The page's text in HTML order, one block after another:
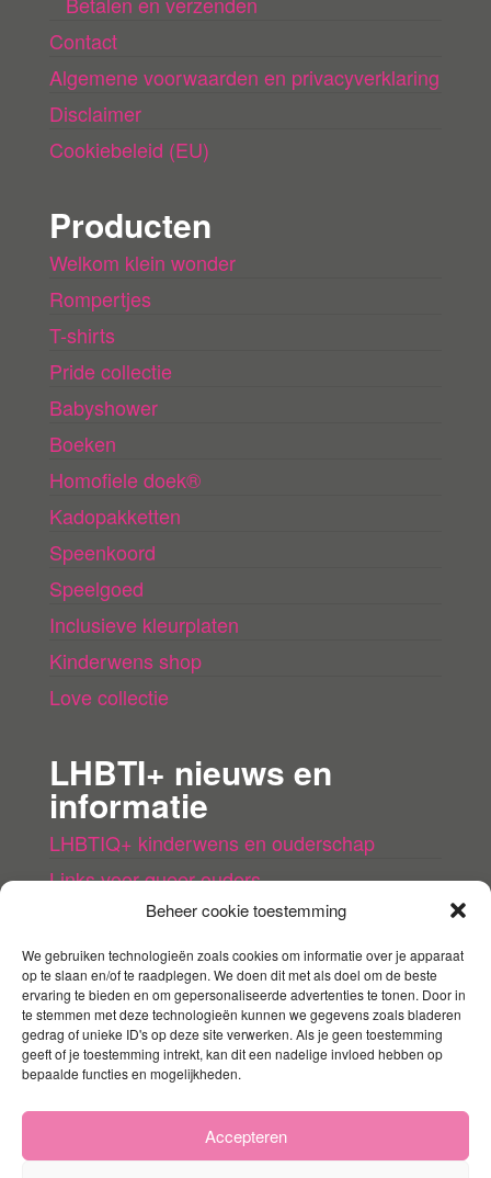
Beheer cookie toestemming
We gebruiken technologieën zoals cookies om informatie over je apparaat
op te slaan en/of te raadplegen. We doen dit met als doel om de beste
ervaring te bieden en om gepersonaliseerde advertenties te tonen. Door in
te stemmen met deze technologieën kunnen we gegevens zoals bladeren
gedrag of unieke ID's op deze site verwerken. Als je geen toestemming
geeft of je toestemming intrekt, kan dit een nadelige invloed hebben op
bepaalde functies en mogelijkheden.
Accepteren
Contact
Algemene voorwaarden en privacyverklaring
Disclaimer
Cookiebeleid (EU)
Producten
Welkom klein wonder
Rompertjes
T-shirts
Pride collectie
Babyshower
Boeken
Homofiele doek®
Kadopakketten
Speenkoord
Speelgoed
Inclusieve kleurplaten
Kinderwens shop
Love collectie
LHBTI+ nieuws en
informatie
LHBTIQ+ kinderwens en ouderschap
Links voor queer ouders
LHBTI+ (kinder)boeken
Queer agenda
Mijn account
Contact